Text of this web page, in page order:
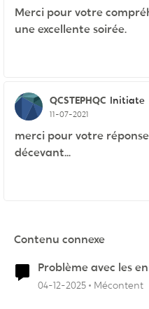
Merci pour votre
une excellente soirée.
QCSTEPHQC Initiate
11-07-2021
merci pour votre
décevant...
Contenu connexe
Problème avec les
04-12-2025 Mécontent